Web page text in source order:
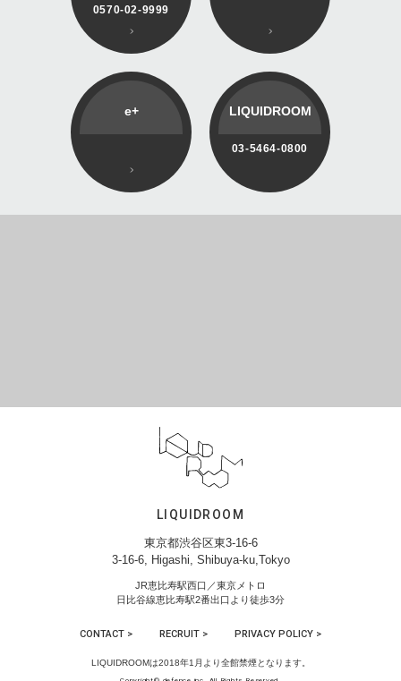
0570-02-9999
e+ LIQUIDROOM
03-5464-0800
LIQUIDROOM
東京都渋谷区東3-16-6
3-16-6, Higashi, Shibuya-ku,Tokyo
JR恵比寿駅西口／東京メトロ
日比谷線恵比寿駅2番出口より徒歩3分
CONTACT > RECRUIT > PRIVACY POLICY >
LIQUIDROOMは2018年1月より全館禁煙となります。